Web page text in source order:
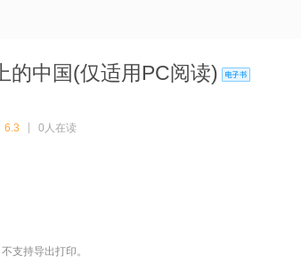
的中国(仅适用PC阅读)
6.3 0人在读
支持导出打印。